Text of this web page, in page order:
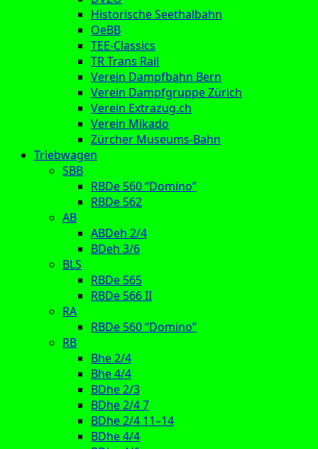
Historische Seethalbahn
OeBB
TEE-Classics
TR Trans Rail
Verein Dampfbahn Bern
Verein Dampfgruppe Zürich
Verein Extrazug.ch
Verein Mikado
Zürcher Museums-Bahn
Triebwagen
SBB
RBDe 560 “Domino”
RBDe 562
AB
ABDeh 2/4
BDeh 3/6
BLS
RBDe 565
RBDe 566 II
RA
RBDe 560 “Domino”
RB
Bhe 2/4
Bhe 4/4
BDhe 2/3
BDhe 2/4 7
BDhe 2/4 11–14
BDhe 4/4